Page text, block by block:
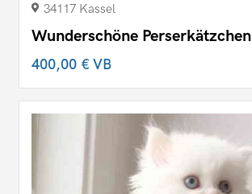
34117 Kassel
Wunderschöne Perserkätzchen
400,00 €VB